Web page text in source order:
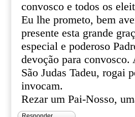
convosco e todos os
Eu lhe prometo, bem
presente esta grande
especial e poderoso
devoção para convosco.
São Judas Tadeu, rogai
invocam.
Rezar um Pai-Nosso,